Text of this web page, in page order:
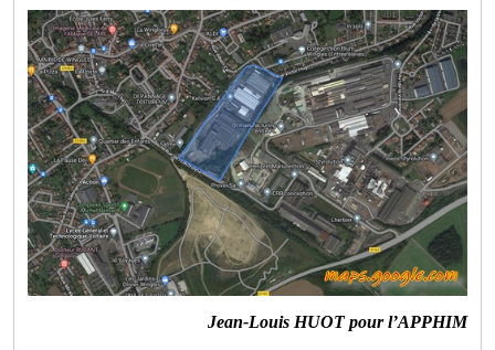
Jean-Louis HUOT pour l’APPHIM